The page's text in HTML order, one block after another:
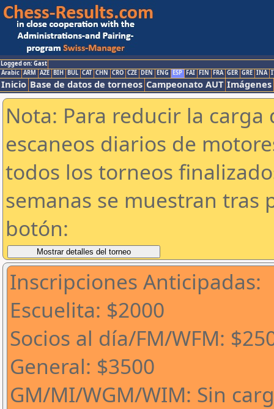
Logged on: Gast
Arabic ARM AZE BIH BUL CAT CHN CRO CZE DEN ENG ESP FAI FIN FRA GER GRE INA
Inicio Base de datos de torneos Campeonato AUT Imágenes
Nota: Para reducir la
escaneos diarios de
todos los torneos
semanas se muestran tras
botón:
Inscripciones Anticipadas:
Escuelita: $2000
Socios al día/FM/WFM:
General: $3500
GM/MI/WGM/WIM: Sin